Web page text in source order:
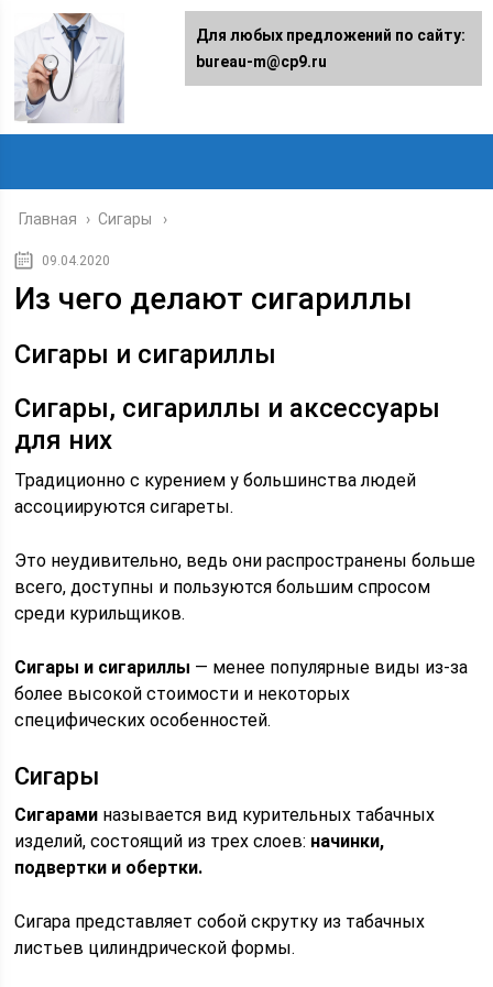
Главная › Сигары
09.04.2020
Из чего делают сигариллы
Сигары и сигариллы
Сигары, сигариллы и аксессуары
для них
Традиционно с курением у большинства людей
ассоциируются сигареты.
Это неудивительно, ведь они распространены больше
всего, доступны и пользуются большим спросом
среди курильщиков.
Сигары и сигариллы — менее популярные виды из-за
более высокой стоимости и некоторых
специфических особенностей.
Сигары
Сигарами называется вид курительных табачных
изделий, состоящий из трех слоев: начинки,
подвертки и обертки.
Сигара представляет собой скрутку из табачных
листьев цилиндрической формы.
Для любых предложений по сайту:
bureau-m@cp9.ru